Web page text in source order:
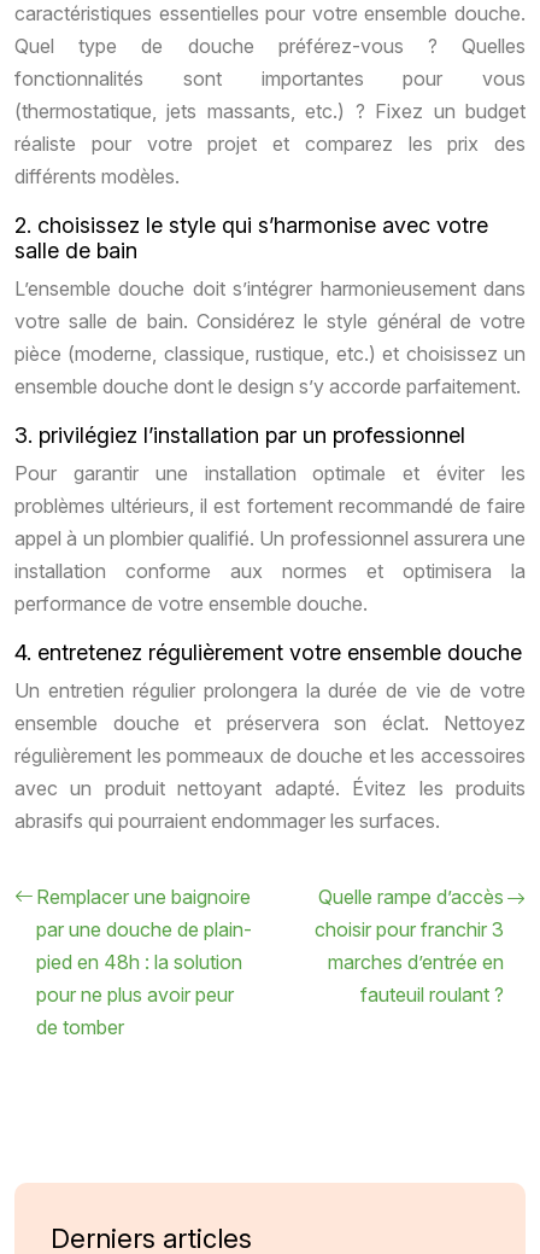
caractéristiques essentielles pour votre ensemble douche.
Quel type de douche préférez-vous ? Quelles
fonctionnalités sont importantes pour vous
(thermostatique, jets massants, etc.) ? Fixez un budget
réaliste pour votre projet et comparez les prix des
différents modèles.
2. choisissez le style qui s’harmonise avec votre
salle de bain
L’ensemble douche doit s’intégrer harmonieusement dans
votre salle de bain. Considérez le style général de votre
pièce (moderne, classique, rustique, etc.) et choisissez un
ensemble douche dont le design s’y accorde parfaitement.
3. privilégiez l’installation par un professionnel
Pour garantir une installation optimale et éviter les
problèmes ultérieurs, il est fortement recommandé de faire
appel à un plombier qualifié. Un professionnel assurera une
installation conforme aux normes et optimisera la
performance de votre ensemble douche.
4. entretenez régulièrement votre ensemble douche
Un entretien régulier prolongera la durée de vie de votre
ensemble douche et préservera son éclat. Nettoyez
régulièrement les pommeaux de douche et les accessoires
avec un produit nettoyant adapté. Évitez les produits
abrasifs qui pourraient endommager les surfaces.
Remplacer une baignoire
par une douche de plain-
pied en 48h : la solution
pour ne plus avoir peur
de tomber
Quelle rampe d’accès
choisir pour franchir 3
marches d’entrée en
fauteuil roulant ?
Derniers articles